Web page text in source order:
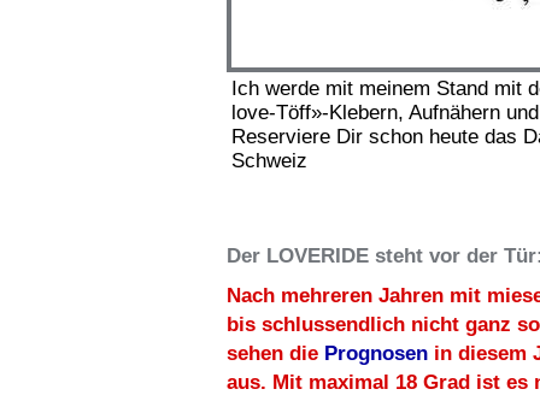
Ich werde mit meinem Stand mit
love-Töff»-Klebern, Aufnähern
Reserviere Dir schon heute das
Schweiz
Der LOVERIDE steht vor der
Nach mehreren Jahren mit
bis schlussendlich nicht ganz
sehen die Prognosen in diesem
aus. Mit maximal 18 Grad ist es